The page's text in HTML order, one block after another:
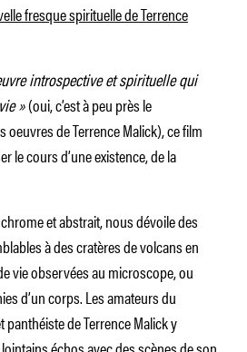
fresque spirituelle de Terrence
introspective et spirituelle qui
»(oui, c’est à peu près le
de Terrence Malick), ce film
le cours d’une existence, de la
et abstrait, nous dévoile des
à des cratères de volcans en
vie observées au microscope, ou
d’un corps. Les amateurs du
de Terrence Malick y
échos avec des scènes de son